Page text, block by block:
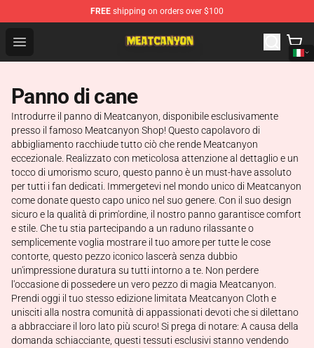
FREE shipping on orders over $100
Open menu
MeatCanyon Shop - Official MeatCanyon Merchandise
Panno di cane
Introdurre il panno di Meatcanyon, disponibile esclusivamente
presso il famoso Meatcanyon Shop! Questo capolavoro di
abbigliamento racchiude tutto ciò che rende Meatcanyon
eccezionale. Realizzato con meticolosa attenzione al dettaglio e un
tocco di umorismo scuro, questo panno è un must-have assoluto
per tutti i fan dedicati. Immergetevi nel mondo unico di Meatcanyon
come donate questo capo unico nel suo genere. Con il suo design
sicuro e la qualità di prim'ordine, il nostro panno garantisce comfort
e stile. Che tu stia partecipando a un raduno rilassante o
semplicemente voglia mostrare il tuo amore per tutte le cose
contorte, questo pezzo iconico lascerà senza dubbio
un'impressione duratura su tutti intorno a te. Non perdere
l'occasione di possedere un vero pezzo di magia Meatcanyon.
Prendi oggi il tuo stesso edizione limitata Meatcanyon Cloth e
unisciti alla nostra comunità di appassionati devoti che si dilettano
a abbracciare il loro lato più scuro! Si prega di notare: A causa della
domanda schiacciante, questi tessuti esclusivi stanno vendendo